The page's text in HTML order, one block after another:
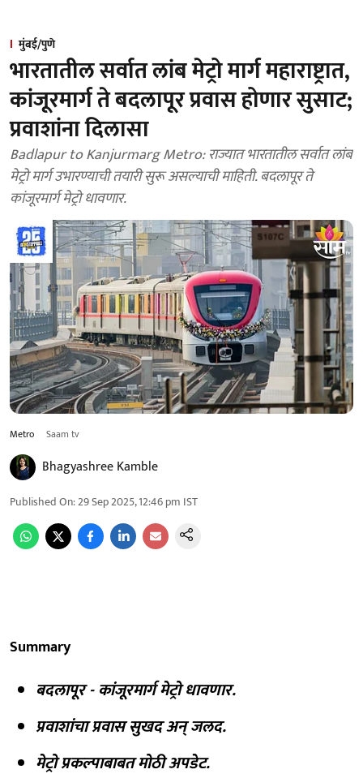
मुंबई/पुणे
भारतातील सर्वात लांब मेट्रो मार्ग महाराष्ट्रात,
कांजूरमार्ग ते बदलापूर प्रवास होणार सुसाट;
प्रवाशांना दिलासा
Badlapur to Kanjurmarg Metro: राज्यात भारतातील सर्वात लांब
मेट्रो मार्ग उभारण्याची तयारी सुरू असल्याची माहिती. बदलापूर ते
कांजूरमार्ग मेट्रो धावणार.
Metro Saam tv
Bhagyashree Kamble
Published On:29 Sep 2025, 12:46 pm IST
Summary
बदलापूर - कांजूरमार्ग मेट्रो धावणार.
प्रवाशांचा प्रवास सुखद अन् जलद.
मेट्रो प्रकल्पाबाबत मोठी अपडेट.